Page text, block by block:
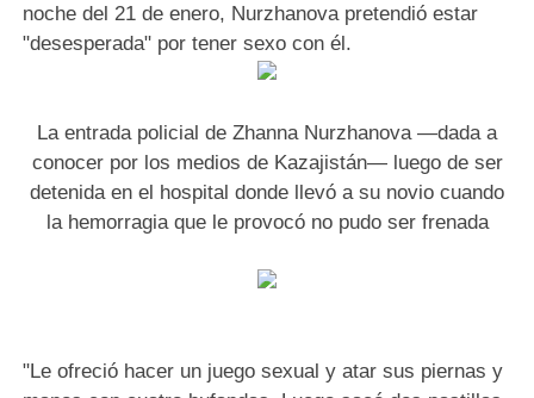
noche del 21 de enero, Nurzhanova pretendió estar
"desesperada" por tener sexo con él.
La entrada policial de Zhanna Nurzhanova —dada a
conocer por los medios de Kazajistán— luego de ser
detenida en el hospital donde llevó a su novio cuando
la hemorragia que le provocó no pudo ser frenada
"Le ofreció hacer un juego sexual y atar sus piernas y